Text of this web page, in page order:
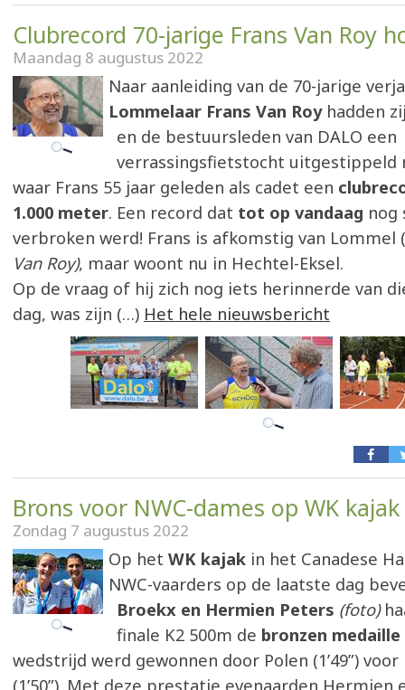
Clubrecord 70-jarige Frans Van Roy
Maandag 8 augustus 2022
Naar aanleiding van de 70-jarige
Lommelaar Frans Van Royhadden
en de bestuursleden van DALO een
verrassingsfietstocht uitgestippeld
waar Frans 55 jaar geleden als cadet een
1.000 meter. Een record dat tot op vandaag nog
verbroken werd! Frans is afkomstig van Lommel (
Van Roy), maar woont nu in Hechtel-Eksel.
Op de vraag of hij zich nog iets herinnerde van
dag, was zijn (…) Het hele nieuwsbericht
Brons voor NWC-dames op WK
Zondag 7 augustus 2022
Op het WK kajak in het Canadese
NWC-vaarders op de laatste dag
Broekx en Hermien Peters (foto)
finale K2 500m de bronzen medaille
wedstrijd werd gewonnen door Polen (1’49”)
(1’50”). Met deze prestatie evenaarden Hermien